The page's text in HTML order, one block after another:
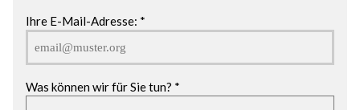
Ihre E-Mail-Adresse: *
Was können wir für Sie tun? *